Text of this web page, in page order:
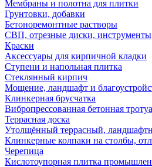
Мембраны и полотна для плитки
Грунтовки, добавки
Бетоноремонтные растворы
СВП, отрезные диски, инструменты
Краски
Аксессуары для кирпичной кладки
Ступени и напольная плитка
Cтеклянный кирпич
Мощение, ландшафт и
Клинкерная брусчатка
Вибропрессованная бетонная
Террасная доска
Утолщённый террасный,
Клинкерные колпаки на столбы,
Черепица
Кислотоупорная плитка